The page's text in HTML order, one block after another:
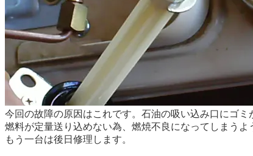
今回の故障の原因はこれです。石油の吸い込み口にゴミ
燃料が定量送り込めない為、燃焼不良になってしまうよ
もう一台は後日修理します。